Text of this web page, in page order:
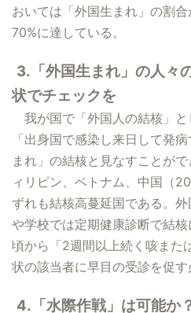
おいては「外国生まれ」の割
70%に達している。
3.「外国生まれ」の人々
状でチェックを
我が国で「外国人の結核」
「出身国で感染し来日して発
まれ」の結核と見なすことが
ィリピン、ベトナム、中国（
ずれも結核高蔓延国である。
や学校では定期健康診断で結
頃から「2週間以上続く咳また
状の該当者に早目の受診を促す
4.「水際作戦」は可能か